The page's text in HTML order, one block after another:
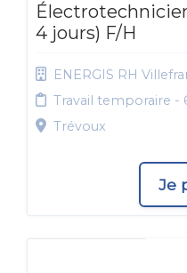
4 jours) F/H
ENERGIS RH
Travail temporaire -
Trévoux
Je